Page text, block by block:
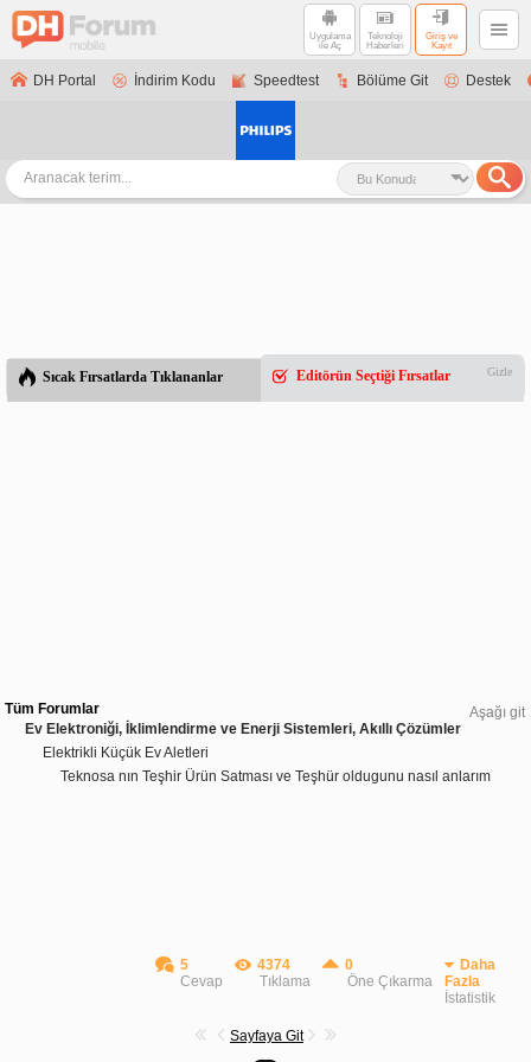
Uygulama
ile Aç
Teknoloji
Haberleri
Giriş ve
Kayıt
DH Portal İndirim Kodu Speedtest Bölüme Git Destek
Sıcak Fırsatlarda Tıklananlar Editörün Seçtiği Fırsatlar Gizle
Aşağı git
Tüm Forumlar
Ev Elektroniği, İklimlendirme ve Enerji Sistemleri, Akıllı Çözümler
Elektrikli Küçük Ev Aletleri
Teknosa nın Teşhir Ürün Satması ve Teşhür oldugunu nasıl anlarım
5
Cevap
4374
Tıklama
0
Öne Çıkarma
Daha
Fazla
İstatistik
Sayfaya Git